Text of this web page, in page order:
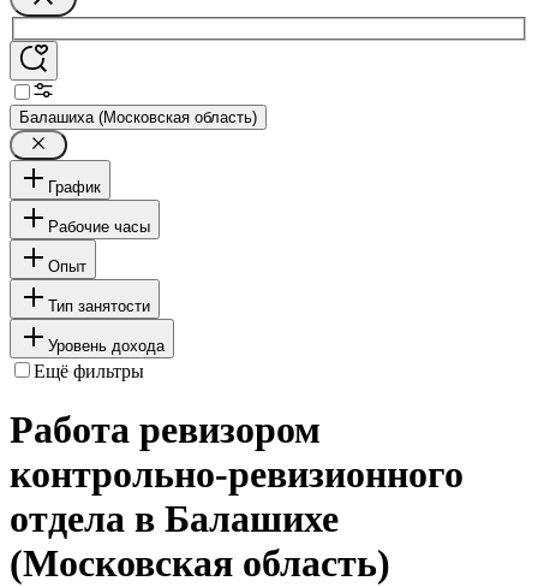
Балашиха (Московская область)
График
Рабочие часы
Опыт
Тип занятости
Уровень дохода
Ещё фильтры
Работа ревизором
контрольно-ревизионного
отдела в Балашихе
(Московская область)